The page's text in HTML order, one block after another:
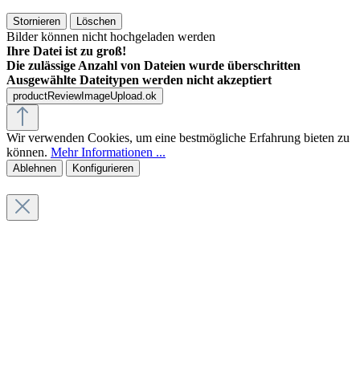
Stornieren Löschen
Bilder können nicht hochgeladen werden
Ihre Datei ist zu groß!
Die zulässige Anzahl von Dateien wurde überschritten
Ausgewählte Dateitypen werden nicht akzeptiert
productReviewImageUpload.ok
Wir verwenden Cookies, um eine bestmögliche Erfahrung bieten zu
können. Mehr Informationen ...
Ablehnen Konfigurieren